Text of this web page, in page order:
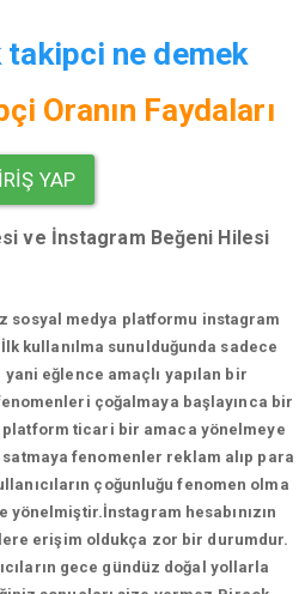
ne demek
Oranın Faydaları
YAP
ve İnstagram Beğeni Hilesi
sosyal medya platformu instagram
İlk kullanılma sunulduğunda sadece
eğlence amaçlı yapılan bir
çoğalmaya başlayınca bir
platform ticari bir amaca yönelmeye
satmaya fenomenler reklam alıp para
çoğunluğu fenomen olma
hesabınızın
erişim oldukça zor bir durumdur.
gece gündüz doğal yollarla